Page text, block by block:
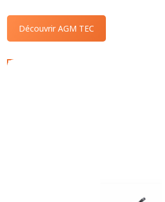
Découvrir AGM TEC